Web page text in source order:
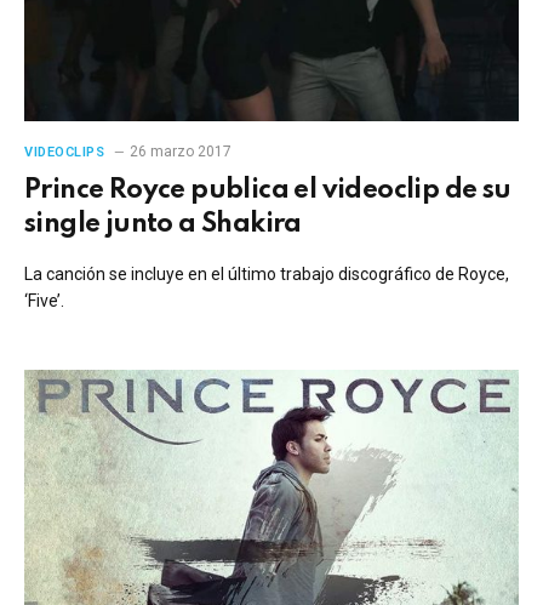
VIDEOCLIPS 26 marzo 2017
Prince Royce publica el videoclip de su
single junto a Shakira
La canción se incluye en el último trabajo discográfico de Royce,
‘Five’.